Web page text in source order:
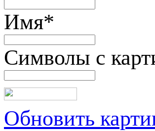
Имя*
Символы с
Обновить